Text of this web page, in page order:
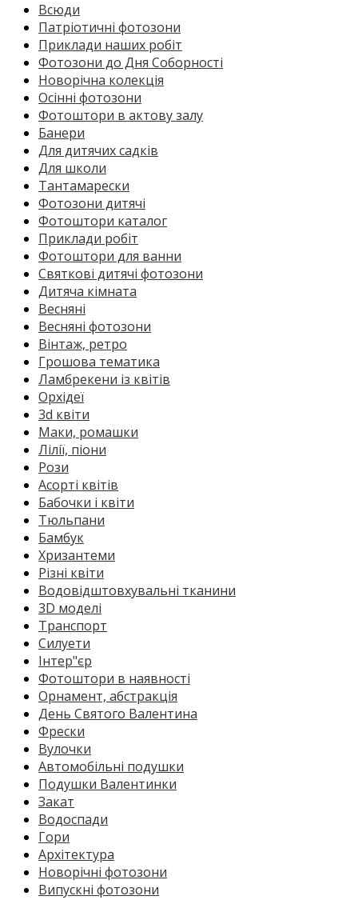
Всюди
Патріотичні фотозони
Приклади наших робіт
Фотозони до Дня Соборності
Новорічна колекція
Осінні фотозони
Фотоштори в актову залу
Банери
Для дитячих садків
Для школи
Тантамарески
Фотозони дитячі
Фотоштори каталог
Приклади робіт
Фотоштори для ванни
Святкові дитячі фотозони
Дитяча кімната
Весняні
Весняні фотозони
Вінтаж, ретро
Грошова тематика
Ламбрекени із квітів
Орхідеї
3d квіти
Маки, ромашки
Лілії, піони
Рози
Асорті квітів
Бабочки і квіти
Тюльпани
Бамбук
Хризантеми
Різні квіти
Водовідштовхувальні тканини
3D моделі
Транспорт
Силуети
Інтер"єр
Фотоштори в наявності
Орнамент, абстракція
День Святого Валентина
Фрески
Вулочки
Автомобільні подушки
Подушки Валентинки
Закат
Водоспади
Гори
Архітектура
Новорічні фотозони
Випускні фотозони